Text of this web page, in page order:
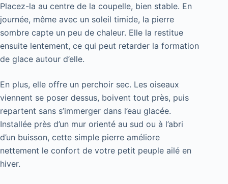
Placez-la au centre de la coupelle, bien stable. En
journée, même avec un soleil timide, la pierre
sombre capte un peu de chaleur. Elle la restitue
ensuite lentement, ce qui peut retarder la formation
de glace autour d’elle.
En plus, elle offre un perchoir sec. Les oiseaux
viennent se poser dessus, boivent tout près, puis
repartent sans s’immerger dans l’eau glacée.
Installée près d’un mur orienté au sud ou à l’abri
d’un buisson, cette simple pierre améliore
nettement le confort de votre petit peuple ailé en
hiver.